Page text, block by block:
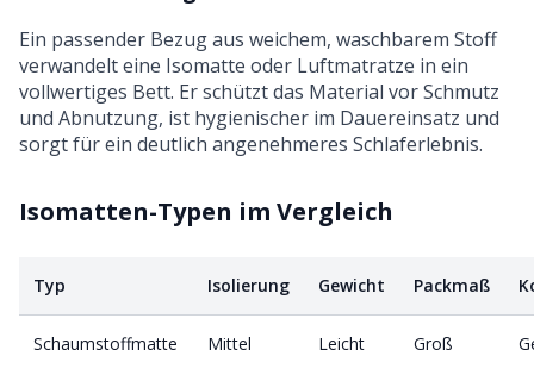
Ein passender Bezug aus weichem, waschbarem Stoff
verwandelt eine Isomatte oder Luftmatratze in ein
vollwertiges Bett. Er schützt das Material vor Schmutz
und Abnutzung, ist hygienischer im Dauereinsatz und
sorgt für ein deutlich angenehmeres Schlaferlebnis.
Isomatten-Typen im Vergleich
Typ Isolierung Gewicht Packmaß
Schaumstoffmatte Mittel Leicht Groß